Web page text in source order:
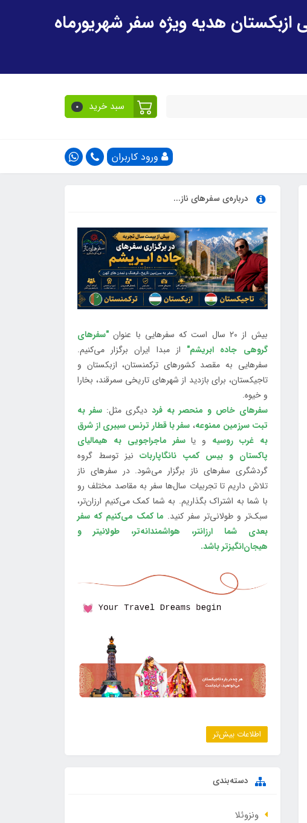
سبد خرید 0
ورود کاربران
درباره‌ی سفرهای ناز...
بیش از 20 سال است که سفرهایی با عنوان
"سفرهای
گروهی جاده ابریشم" از مبدا ایران برگزار می‌کنیم.
سفرهایی به مقصد کشورهای ترکمنستان، ازبکستان و
تاجیکستان، برای بازدید از شهرهای تاریخی سمرقند، بخارا
و خیوه.
سفرهای خاص و منحصر به فرددیگری مثل:سفر به
تبت سرزمین ممنوعه، سفر با قطار ترنس سیبری از شرق
به غرب روسیه و یاسفر ماجراجویی به هیمالیای
پاکستان و بیس کمپ نانگاپاربات نیز توسط گروه
گردشگری سفرهای ناز برگزار می‌شود. در سفرهای ناز
تلاش داریم تا تجربیات سال‌ها سفر به مقاصد مختلف رو
با شما به اشتراک بگذاریم. به شما کمک می‌کنیم ارزان‌تر،
سبک‌تر و طولانی‌تر سفر کنید. ما کمک می‌کنیم که سفر
بعدی شما ارزانتر، هواشمندانه‌تر، طولانی‎تر و
هیجان‌انگیزتر باشد.
اطلاعات بیش‌تر
دسته‌بندی
ونزوئلا